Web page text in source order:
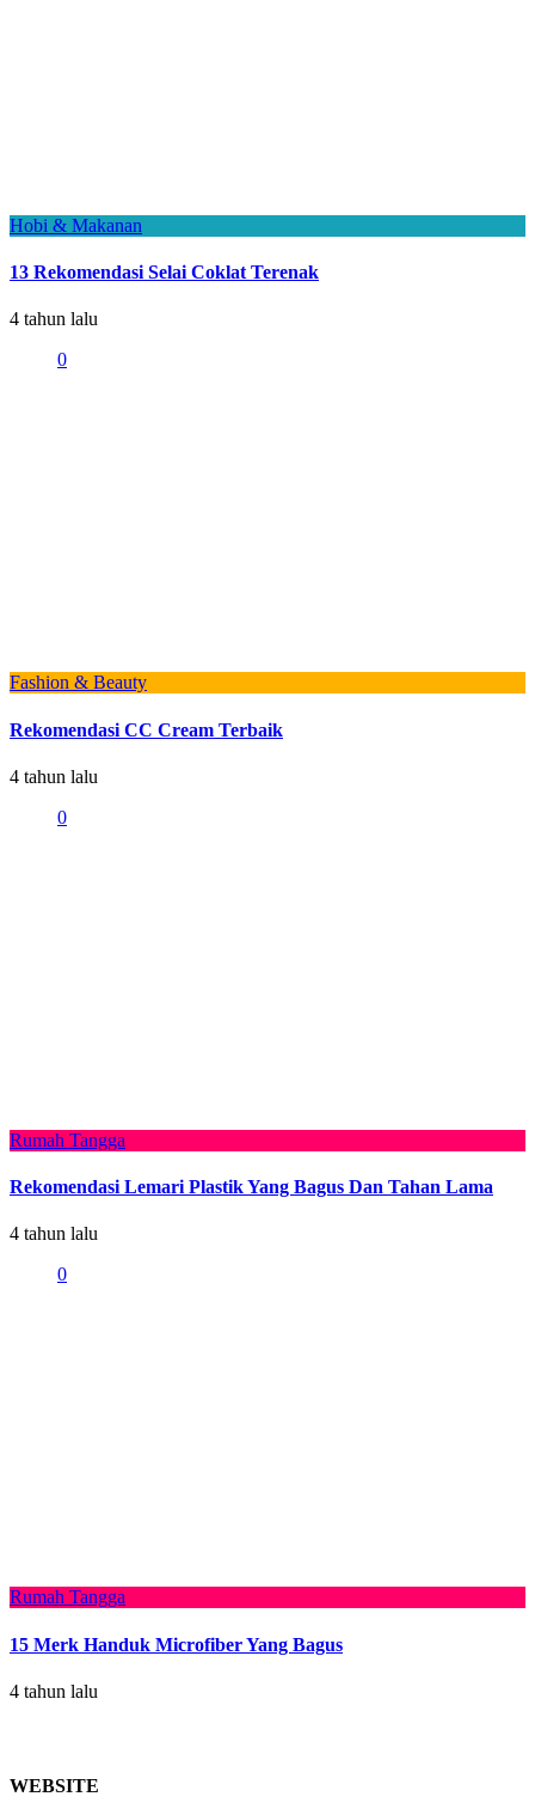
Hobi & Makanan
13 Rekomendasi Selai Coklat Terenak
4 tahun lalu
0
Fashion & Beauty
Rekomendasi CC Cream Terbaik
4 tahun lalu
0
Rumah Tangga
Rekomendasi Lemari Plastik Yang Bagus Dan Tahan Lama
4 tahun lalu
0
Rumah Tangga
15 Merk Handuk Microfiber Yang Bagus
4 tahun lalu
WEBSITE